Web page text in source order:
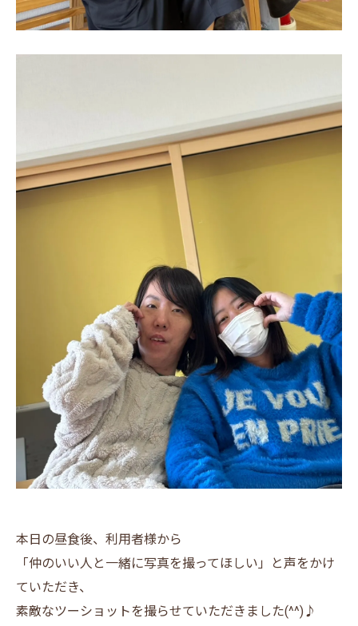
本日の昼食後、利用者様から
「仲のいい人と一緒に写真を撮ってほしい」と声をかけ
ていただき、
素敵なツーショットを撮らせていただきました(^^)♪